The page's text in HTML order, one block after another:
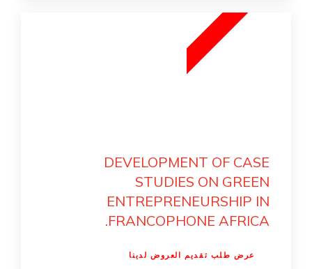
DEVELOPMENT OF CASE
STUDIES ON GREEN
ENTREPRENEURSHIP IN
FRANCOPHONE AFRICA.
عرض طلب تقديم العروض لدينا
1
5
N
O
V
E
M
B
E
R
2
0
2
5